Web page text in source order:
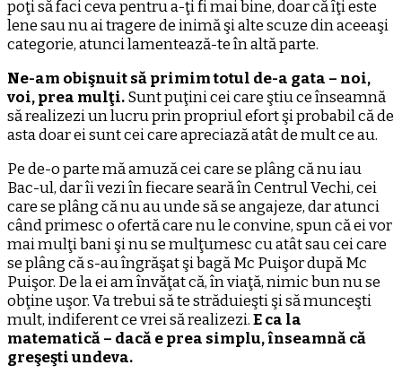
poţi să faci ceva pentru a-ţi fi mai bine, doar că îţi este
lene sau nu ai tragere de inimă şi alte scuze din aceeaşi
categorie, atunci lamentează-te în altă parte.
Ne-am obişnuit să primim totul de-a gata – noi,
voi, prea mulţi.Sunt puţini cei care ştiu ce înseamnă
să realizezi un lucru prin propriul efort şi probabil că de
asta doar ei sunt cei care apreciază atât de mult ce au.
Pe de-o parte mă amuză cei care se plâng că nu iau
Bac-ul, dar îi vezi în fiecare seară în Centrul Vechi, cei
care se plâng că nu au unde să se angajeze, dar atunci
când primesc o ofertă care nu le convine, spun că ei vor
mai mulţi bani şi nu se mulţumesc cu atât sau cei care
se plâng că s-au îngrăşat şi bagă Mc Puişor după Mc
Puişor. De la ei am învăţat că, în viaţă, nimic bun nu se
obţine uşor. Va trebui să te străduieşti şi să munceşti
mult, indiferent ce vrei să realizezi.E ca la
matematică – dacă e prea simplu, înseamnă că
greşeşti undeva.